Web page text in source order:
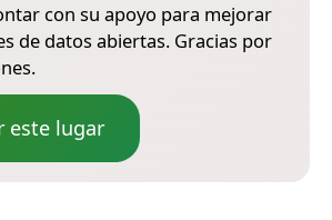
con su apoyo para mejorar
de datos abiertas. Gracias por
este lugar